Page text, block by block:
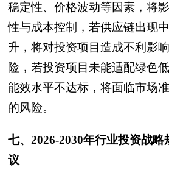
稳定性、价格波动等因素，将
性与成本控制，若供应链出现
升，将对投资项目造成不利影
险，若投资项目未能适配绿色
能效水平不达标，将面临市场
的风险。
七、2026-2030年行业投资战
议